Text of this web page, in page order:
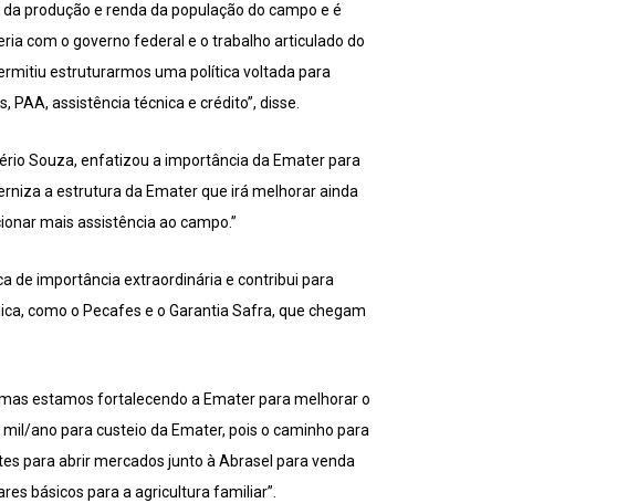
produção e renda da população do campo e é
com o governo federal e o trabalho articulado do
estruturarmos uma política voltada para
assistência técnica e crédito”, disse.
Souza, enfatizou a importância da Emater para
a estrutura da Emater que irá melhorar ainda
mais assistência ao campo.”
de importância extraordinária e contribui para
como o Pecafes e o Garantia Safra, que chegam
estamos fortalecendo a Emater para melhorar o
ano para custeio da Emater, pois o caminho para
para abrir mercados junto à Abrasel para venda
básicos para a agricultura familiar”.